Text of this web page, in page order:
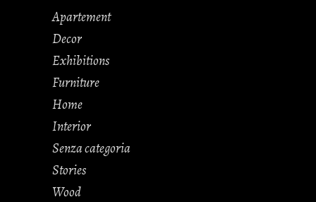
Apartement
Decor
Exhibitions
Furniture
Home
Interior
Senza categoria
Stories
Wood